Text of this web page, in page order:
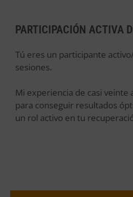
PARTICIPACIÓN ACTIVA
Tú eres un participante
sesiones.
Mi experiencia de casi veinte
para conseguir resultados
un rol activo en tu